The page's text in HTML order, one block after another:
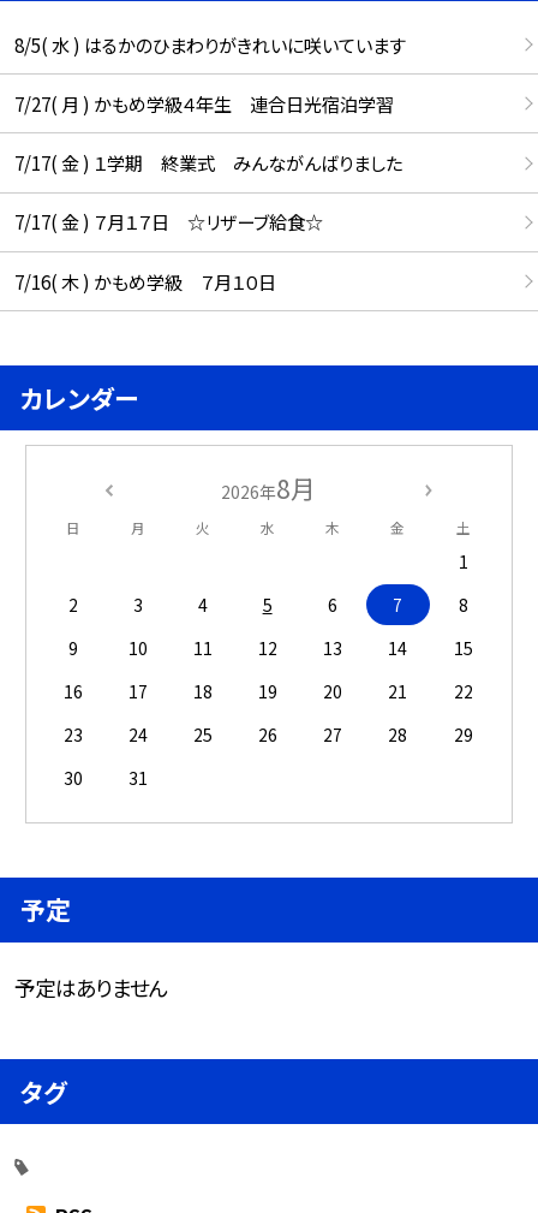
8/5( 水 ) はるかのひまわりがきれいに咲いています
7/27( 月 ) かもめ学級４年生 連合日光宿泊学習
7/17( 金 ) １学期 終業式 みんながんばりました
7/17( 金 ) ７月１７日 ☆リザーブ給食☆
7/16( 木 ) かもめ学級 ７月１０日
カレンダー
2026年8月
日 月 火 水 木 金 土
1
2
3 4 5 6 7
8
9
10 11 12 13 14
15
16
17 18 19 20 21
22
23
24 25 26 27 28
29
30
31
予定
予定はありません
タグ